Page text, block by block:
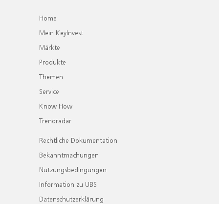
Home
Mein KeyInvest
Märkte
Produkte
Themen
Service
Know How
Trendradar
Rechtliche Dokumentation
Bekanntmachungen
Nutzungsbedingungen
Information zu UBS
Datenschutzerklärung